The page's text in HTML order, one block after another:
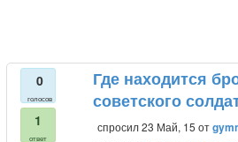
0
голосов
1
ответ
Где находится
советского
спросил23 Май, 15 от